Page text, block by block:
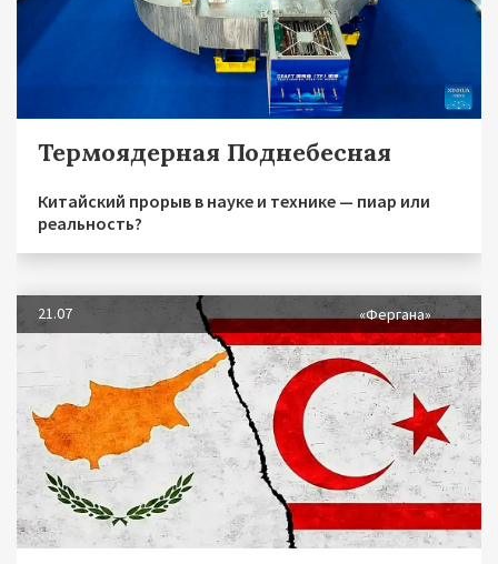
Термоядерная Поднебесная
Китайский прорыв в науке и технике — пиар или
реальность?
21.07 «Фергана»